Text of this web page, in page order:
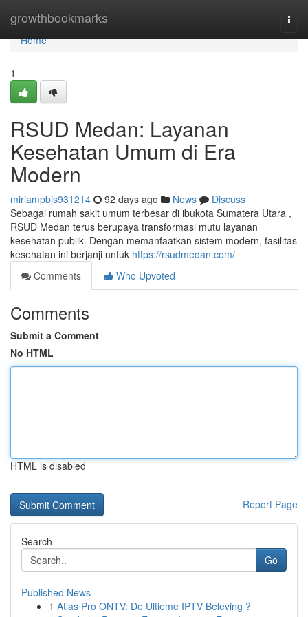
growthbookmarks
Home
Home
1
RSUD Medan: Layanan
Kesehatan Umum di Era
Modern
miriampbjs931214 92 days ago News
Discuss
Sebagai rumah sakit umum terbesar di ibukota Sumatera Utara ,
RSUD Medan terus berupaya transformasi mutu layanan
kesehatan publik. Dengan memanfaatkan sistem modern, fasilitas
kesehatan ini berjanji untuk https://rsudmedan.com/
Comments
Who Upvoted
Comments
Submit a Comment
No HTML
HTML is disabled
Report Page
Search
Go
Published News
1 Atlas Pro ONTV: De Ultieme IPTV Beleving ?